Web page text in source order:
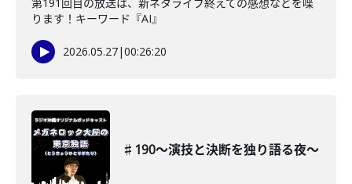
ります！キーワード『AI』
2026.05.27|00:26:20
♯190〜演技と決断を独り語る夜〜